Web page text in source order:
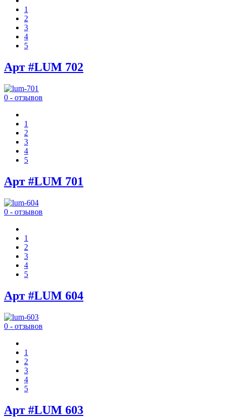
1
2
3
4
5
Арт #LUM 702
0 - отзывов
1
2
3
4
5
Арт #LUM 701
0 - отзывов
1
2
3
4
5
Арт #LUM 604
0 - отзывов
1
2
3
4
5
Арт #LUM 603